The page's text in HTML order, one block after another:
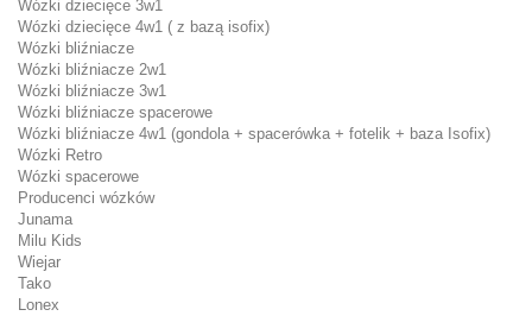
Wózki dziecięce 3w1
Wózki dziecięce 4w1 ( z bazą isofix)
Wózki bliźniacze
Wózki bliźniacze 2w1
Wózki bliźniacze 3w1
Wózki bliźniacze spacerowe
Wózki bliźniacze 4w1 (gondola + spacerówka + fotelik + baza Isofix)
Wózki Retro
Wózki spacerowe
Producenci wózków
Junama
Milu Kids
Wiejar
Tako
Lonex